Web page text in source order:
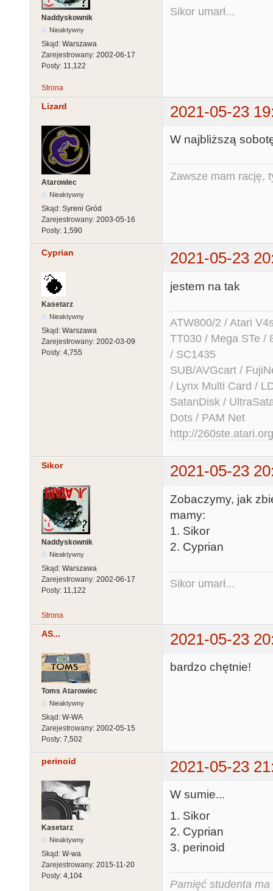
Naddyskownik
Nieaktywny
Skąd: Warszawa
Zarejestrowany: 2002-06-17
Posty: 11,122
Sikor umarł...
Strona
Lizard 2021-05-23
Atarowiec
Nieaktywny
Skąd: Syreni Gród
Zarejestrowany: 2003-05-16
Posty: 1,590
W najbliższą
Zawsze mam rację,
Cyprian 2021-05-23
Kasetarz
Nieaktywny
Skąd: Warszawa
Zarejestrowany: 2002-03-09
Posty: 4,755
jestem na tak
ATW800/2 / Atari
TT030 / Mega STe /
/ SC1435
SUB/AVGcart /
/ Lynx Multi Card /
SatanDisk /
Dots / PAM Net
http://260ste.atari.org
Sikor 2021-05-23
Naddyskownik
Nieaktywny
Skąd: Warszawa
Zarejestrowany: 2002-06-17
Posty: 11,122
Zobaczymy, jak
mamy:
1. Sikor
2. Cyprian
Sikor umarł...
Strona
AS... 2021-05-23
Toms Atarowiec
Nieaktywny
Skąd: W-WA
Zarejestrowany: 2002-05-15
Posty: 7,502
bardzo chętnie!
perinoid 2021-05-23
Kasetarz
Nieaktywny
Skąd: W-wa
Zarejestrowany: 2015-11-20
Posty: 4,104
W sumie...
1. Sikor
2. Cyprian
3. perinoid
Pamięć studenta